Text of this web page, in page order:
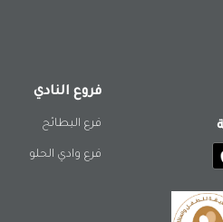
فروع النادي
فرع البطائح
فرع وادي الحلو